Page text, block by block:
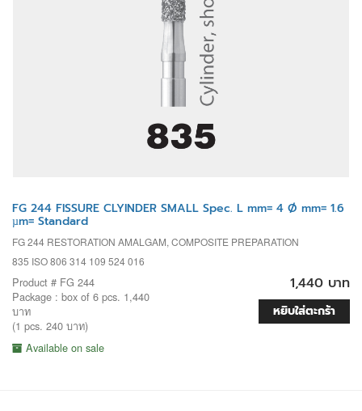
FG 244 FISSURE CLYINDER SMALL Spec. L mm= 4 Ø mm= 1.6
µm= Standard
FG 244 RESTORATION AMALGAM, COMPOSITE PREPARATION
835 ISO 806 314 109 524 016
Product # FG 244
Package : box of 6 pcs. 1,440
บาท
(1 pcs. 240 บาท)
Available on sale
1,440 บาท
หยิบใส่ตะกร้า